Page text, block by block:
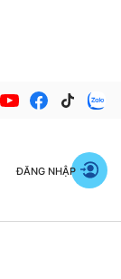
ĐĂNG NHẬP